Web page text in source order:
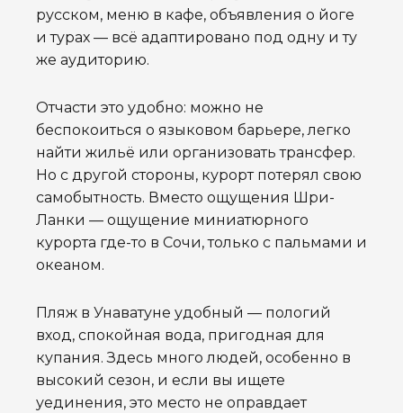
русском, меню в кафе, объявления о йоге
и турах — всё адаптировано под одну и ту
же аудиторию.
Отчасти это удобно: можно не
беспокоиться о языковом барьере, легко
найти жильё или организовать трансфер.
Но с другой стороны, курорт потерял свою
самобытность. Вместо ощущения Шри-
Ланки — ощущение миниатюрного
курорта где-то в Сочи, только с пальмами и
океаном.
Пляж в Унаватуне удобный — пологий
вход, спокойная вода, пригодная для
купания. Здесь много людей, особенно в
высокий сезон, и если вы ищете
уединения, это место не оправдает